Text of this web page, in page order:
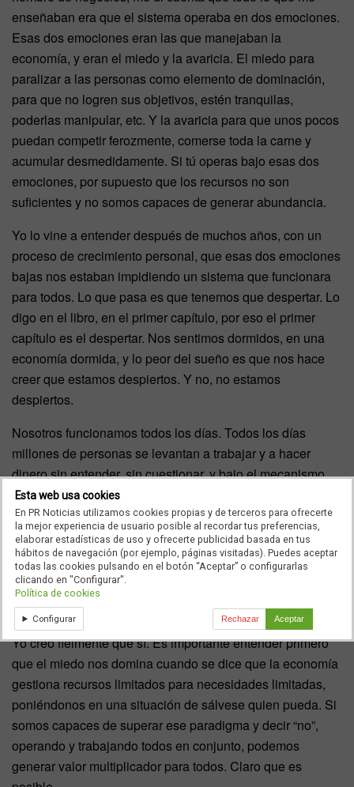
enseñaban era que el sistema operaba en dos emociones.
Esas dos emociones eran las que manejaban la
economía, y eran el miedo y la avaricia. El miedo para
paralizar a las personas como elemento de dominación,
para que no logren sus objetivos, estén tranquilas,
poderlas manipular, etc. Y la avaricia para que unos pocos
puedan competir ferozmente, comerse toda la carne y
acumular desmedidamente. Si tú operas bajo esas dos
emociones, por supuesto que los recursos no son
suficientes y no somos capaces de generar abundancia.
Yo lo vine a entender después de muchos años, con un
proceso de crecimiento personal, que esas dos emociones
bajas nos estaban impidiendo un sistema que funcionara
para todos. Lo que pasa es que tenemos que despertar. Lo
digo en el libro, en el primer capítulo, por eso el primer
capítulo es el despertar. Nos sentimos dormidos, en una
economía dormida, y lo peor del sueño es que nos hace
creer que estamos despiertos. Y no, no estamos
despiertos.
Nosotros funcionamos todos los días. Todos los días
millones de personas se levantan a trabajar y a hacer
dinero sin entender, sin cuestionar, y bajo el mecanismo
que hemos heredado, y por eso tanto estrés, ansiedad,
depresión, angustia, agotamiento… porque esas son las
consecuencias naturales de un sistema que opera con
emociones bajas.
¿Puede existir una economía basada en el bienestar
sin sacrificar el crecimiento económico?
Yo creo fielmente que sí. Es importante entender primero
que el miedo nos domina cuando se dice que la economía
gestiona recursos limitados para necesidades limitadas,
poniéndonos en una situación de sálvese quien pueda. Si
somos capaces de superar ese paradigma y decir “no”,
operando y trabajando todos en conjunto, podemos
generar valor multiplicador para todos. Claro que es
Esta web usa cookies
En PR Noticias utilizamos cookies propias y de terceros para ofrecerte
la mejor experiencia de usuario posible al recordar tus preferencias,
elaborar estadísticas de uso y ofrecerte publicidad basada en tus
hábitos de navegación (por ejemplo, páginas visitadas). Puedes aceptar
todas las cookies pulsando en el botón “Aceptar” o configurarlas
clicando en "Configurar".
Política de cookies
Configurar Rechazar Aceptar